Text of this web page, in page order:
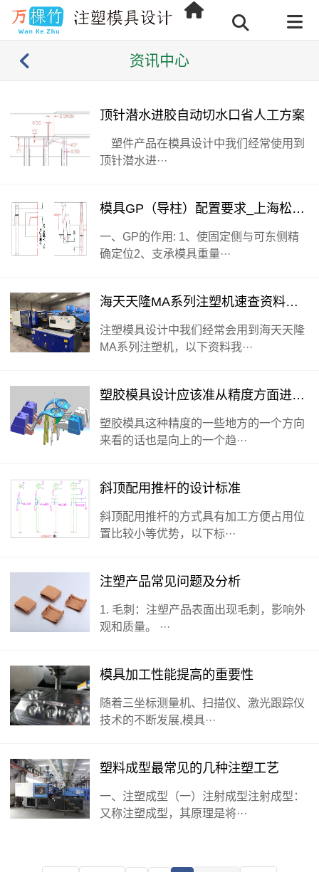
资讯中心_专注精密出口类塑
资讯中心
顶针潜水进胶自动切水口省人工方案
塑件产品在模具设计中我们经常使用到
顶针潜水进···
模具GP（导柱）配置要求_上海松江模具设计公司整理
一、GP的作用: 1、使固定侧与可东侧精
确定位2、支承模具重量···
海天天隆MA系列注塑机速查资料和3D数据下载（广东深圳模具设计公司整理版）
注塑模具设计中我们经常会用到海天天隆
MA系列注塑机，以下资料我···
塑胶模具设计应该准从精度方面进行展开
塑胶模具这种精度的一些地方的一个方向
来看的话也是向上的一个趋···
斜顶配用推杆的设计标准
斜顶配用推杆的方式具有加工方便占用位
置比较小等优势，以下标···
注塑产品常见问题及分析
1. 毛刺：注塑产品表面出现毛刺，影响外
观和质量。 ···
模具加工性能提高的重要性
随着三坐标测量机、扫描仪、激光跟踪仪
技术的不断发展,模具···
塑料成型最常见的几种注塑工艺
一、注塑成型（一）注射成型注射成型：
又称注塑成型，其原理是将···